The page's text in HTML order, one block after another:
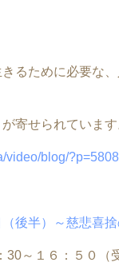
るために必要な
寄せられています
video/blog/?p=5808
後半）～慈悲喜捨
～１６：５０（